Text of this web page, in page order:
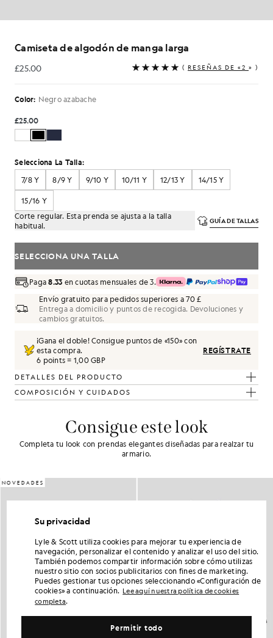
Camiseta de algodón de manga larga
£25.00
£25.00 ( RESEÑAS DE «2 » )
Color: Negro azabache
£25.00
Selecciona La Talla:
7/8 Y
8/9 Y 9/10 Y 10/11 Y 12/13 Y 14/15 Y
15/16 Y
Corte regular. Esta prenda se ajusta a la talla
habitual.
GUÍA DE TALLAS
SELECCIONA UNA TALLA
Paga8.33 en cuotas mensuales de 3.
Envío gratuito para pedidos superiores a 70 £
Entrega a domicilio y puntos de recogida. Devoluciones y
cambios gratuitos.
¡Gana el doble! Consigue puntos de «150» con
esta compra.
6 points = 1,00 GBP
REGÍSTRATE
DETALLES DEL PRODUCTO
COMPOSICIÓN Y CUIDADOS
Consigue este look
Completa tu look con prendas elegantes diseñadas para realzar tu
armario.
NOVEDADES
Su privacidad
Lyle & Scott utiliza cookies para mejorar tu experiencia de
navegación, personalizar el contenido y analizar el uso del sitio.
También podemos compartir información sobre cómo utilizas
nuestro sitio con socios publicitarios con fines de marketing.
Puedes gestionar tus opciones seleccionando «Configuración de
cookies» a continuación. Lee aquí nuestra política de cookies
completa.
Permitir todo